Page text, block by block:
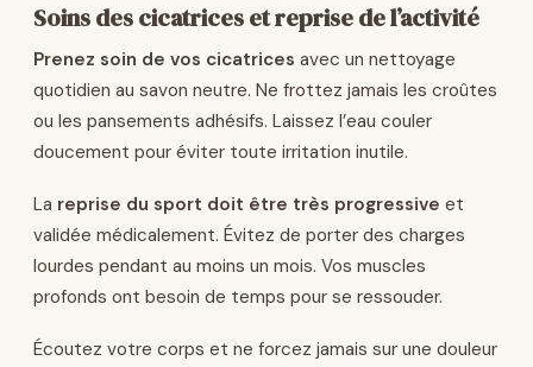
Soins des cicatrices et reprise de l’activité
Prenez soin de vos cicatrices avec un nettoyage
quotidien au savon neutre. Ne frottez jamais les croûtes
ou les pansements adhésifs. Laissez l’eau couler
doucement pour éviter toute irritation inutile.
La reprise du sport doit être très progressive et
validée médicalement. Évitez de porter des charges
lourdes pendant au moins un mois. Vos muscles
profonds ont besoin de temps pour se ressouder.
Écoutez votre corps et ne forcez jamais sur une douleur